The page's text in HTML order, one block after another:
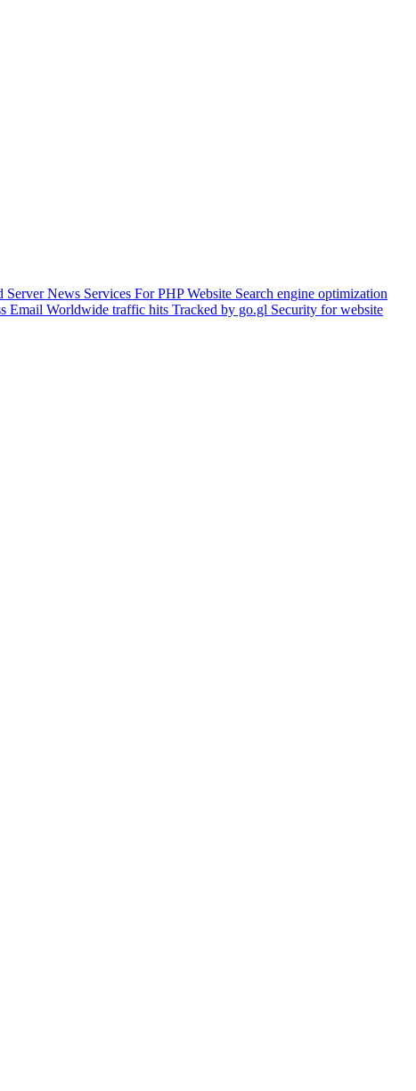
ServerNews Services For PHP Website Search engine optimization
Email Worldwide traffic hits Tracked by go.gl Security for website